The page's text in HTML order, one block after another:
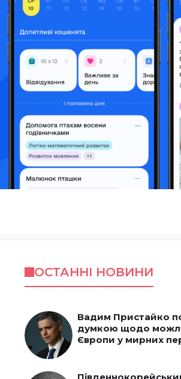
ОСТАННІ НОВИНИ
Вадим Пристайко
думкою щодо
Європи у мирних